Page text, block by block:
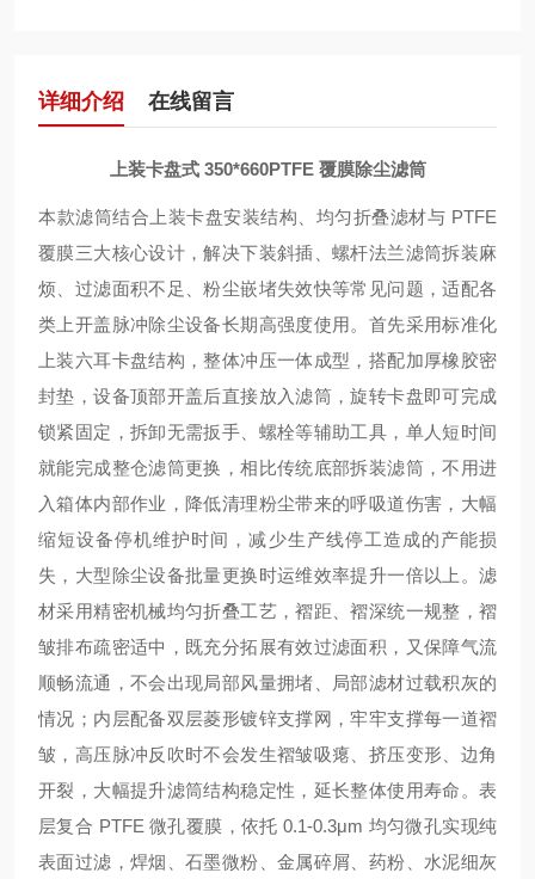
详细介绍 在线留言
上装卡盘式 350*660PTFE 覆膜除尘滤筒
本款滤筒结合上装卡盘安装结构、均匀折叠滤材与 PTFE
覆膜三大核心设计，解决下装斜插、螺杆法兰滤筒拆装麻
烦、过滤面积不足、粉尘嵌堵失效快等常见问题，适配各
类上开盖脉冲除尘设备长期高强度使用。首先采用标准化
上装六耳卡盘结构，整体冲压一体成型，搭配加厚橡胶密
封垫，设备顶部开盖后直接放入滤筒，旋转卡盘即可完成
锁紧固定，拆卸无需扳手、螺栓等辅助工具，单人短时间
就能完成整仓滤筒更换，相比传统底部拆装滤筒，不用进
入箱体内部作业，降低清理粉尘带来的呼吸道伤害，大幅
缩短设备停机维护时间，减少生产线停工造成的产能损
失，大型除尘设备批量更换时运维效率提升一倍以上。滤
材采用精密机械均匀折叠工艺，褶距、褶深统一规整，褶
皱排布疏密适中，既充分拓展有效过滤面积，又保障气流
顺畅流通，不会出现局部风量拥堵、局部滤材过载积灰的
情况；内层配备双层菱形镀锌支撑网，牢牢支撑每一道褶
皱，高压脉冲反吹时不会发生褶皱吸瘪、挤压变形、边角
开裂，大幅提升滤筒结构稳定性，延长整体使用寿命。表
层复合 PTFE 微孔覆膜，依托 0.1-0.3μm 均匀微孔实现纯
表面过滤，焊烟、石墨微粉、金属碎屑、药粉、水泥细灰